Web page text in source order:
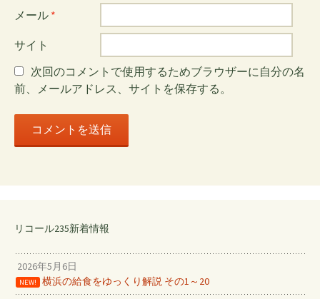
ョ
ン
メール *
サイト
次回のコメントで使用するためブラウザーに自分の名
前、メールアドレス、サイトを保存する。
リコール235新着情報
2026年5月6日
NEW!
横浜の給食をゆっくり解説 その1～20